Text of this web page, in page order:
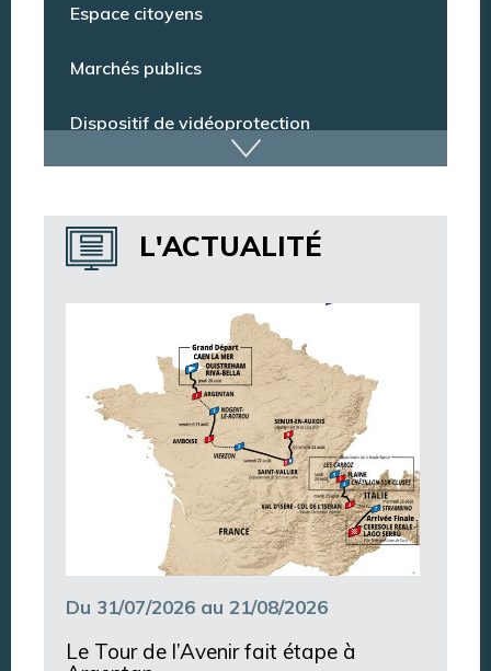
Dispositif de vidéoprotection
Annuaire des services
Annuaire des associations
Argentan Aujourd’hui
L'ACTUALITÉ
Du 31/07/2026 au 21/08/2026
Le Tour de l’Avenir fait étape à